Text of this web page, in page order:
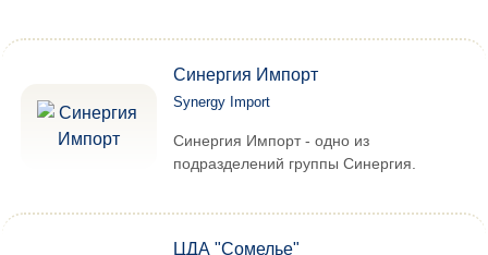
Синергия Импорт
Synergy Import
Синергия Импорт - одно из
подразделений группы Синергия.
ЦДА "Сомелье"